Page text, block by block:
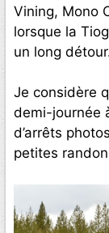
Vining, Mono
lorsque la
un long
Je considère
demi-journée
d’arrêts
petites